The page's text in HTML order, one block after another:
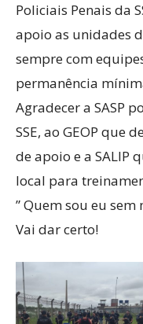
Policiais Penais da
apoio as unidades
sempre com
permanência
Agradecer a SASP
SSE, ao GEOP que
de apoio e a SALIP
local para
” Quem sou eu sem
Vai dar certo!